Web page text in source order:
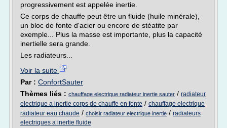
progressivement est appelée inertie.
Ce corps de chauffe peut être un fluide (huile minérale),
un bloc de fonte d'acier ou encore de stéatite par
exemple... Plus la masse est importante, plus la capacité
inertielle sera grande.
Les radiateurs...
Voir la suite
Par : ConfortSauter
Thèmes liés : chauffage electrique radiateur inertie sauter / radiateur
electrique a inertie corps de chauffe en fonte / chauffage electrique
radiateur eau chaude / choisir radiateur electrique inertie / radiateurs
electriques a inertie fluide